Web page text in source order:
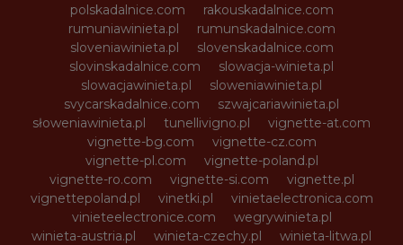
polskadalnice.com
rakouskadalnice.com
rumuniawinieta.pl
rumunskadalnice.com
sloveniawinieta.pl
slovenskadalnice.com
slovinskadalnice.com
slowacja-winieta.pl
slowacjawinieta.pl
sloweniawinieta.pl
svycarskadalnice.com
szwajcariawinieta.pl
słoweniawinieta.pl
tunellivigno.pl
vignette-at.com
vignette-bg.com
vignette-cz.com
vignette-pl.com
vignette-poland.pl
vignette-ro.com
vignette-si.com
vignette.pl
vignettepoland.pl
vinetki.pl
vinietaelectronica.com
vinieteelectronice.com
wegrywinieta.pl
winieta-austria.pl
winieta-czechy.pl
winieta-litwa.pl